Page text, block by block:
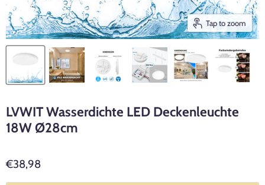
Tap to zoom
LVWIT Wasserdichte LED Deckenleuchte
18W Ø28cm
€38,98